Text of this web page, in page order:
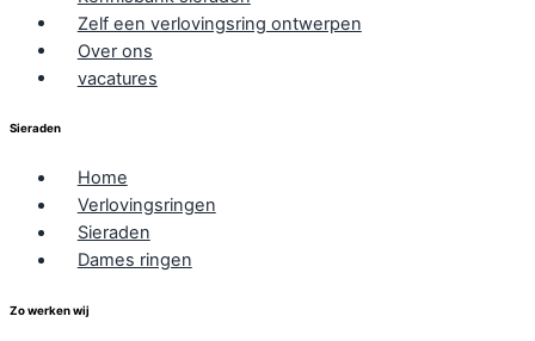
Zelf een verlovingsring ontwerpen
Over ons
vacatures
Sieraden
Home
Verlovingsringen
Sieraden
Dames ringen
Zo werken wij